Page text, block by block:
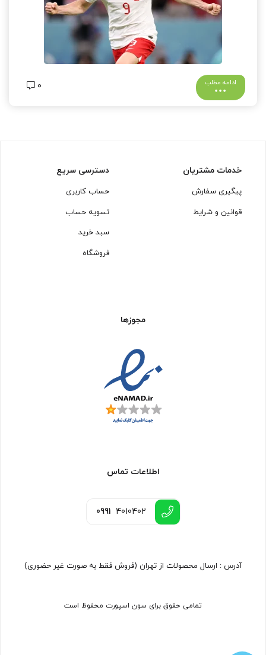
ادامه مطلب 0
خدمات مشتریان
پیگیری سفارش
قوانین و شرایط
دسترسی سریع
حساب کاربری
تسویه حساب
سبد خرید
فروشگاه
مجوزها
اطلاعات تماس
0991 4010402
آدرس : ارسال محصولات از تهران (فروش فقط به صورت غیر حضوری)
تمامی حقوق برای سون اسپورت محفوظ است